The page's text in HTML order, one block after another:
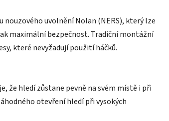
nouzového uvolnění Nolan (NERS), který lze
maximální bezpečnost. Tradiční montážní
které nevyžadují použití háčků.
že hledí zůstane pevně na svém místě i při
otevření hledí při vysokých